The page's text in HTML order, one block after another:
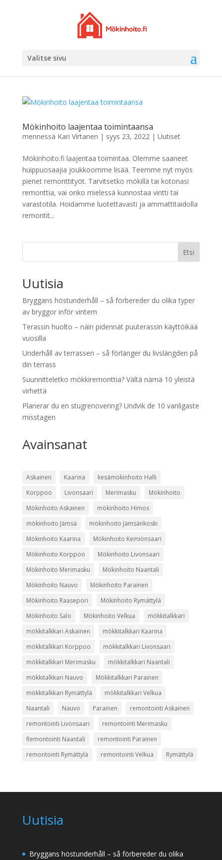
Valitse sivu
Mökinhoito laajentaa toimintaansa
mennessä Kari Virtanen | syys 23, 2022| Uutiset
Mökinhoito.fi laajentaa toimintaa. Olemme saaneet
huippuosaajia joukkoomme lisää. Teemme nyt myös
pienet remonttityöt. Tarvitsetko mökillä tai kotonasi
remonttia, vai onko mielessä kunnostaa vintti tai
varastotila. Hoidamme luotettavasti ja ammattitaidolla
remontit...
Etsi
Uutisia
Bryggans höstunderhåll – så förbereder du olika typer
av bryggor inför vintern
Terassin huolto – näin pidennät puuterassin käyttöikää
vuosilla
Underhåll av terrassen – så förlänger du livslängden på
din terrass
Suunnitteletko mökkiremonttia? Vältä nämä 10 yleistä
virhettä
Planerar du en stugrenovering? Undvik de 10 vanligaste
misstagen
Avainsanat
Askainen Kaarina
kesämökinhoito Halli
Korppoo
Livonsaari Merimasku
Mökinhoito
Mökinhoito Askainen
mökinhoito Himos
mökinhoito Jämsä
mökinhoito Jämsänkoski
Mökinhoito Kaarina
Mökinhoito Kemiönsaari
Mökinhoito Korppoo
Mökinhoito Livonsaari
Mökinhoito Merimasku
Mökinhoito Naantali
Mökinhoito Nauvo
Mökinhoito Parainen
Mökinhoito Raasepori
Mökinhoito Rymättylä
Mökinhoito Salo
Mökinhoito Velkua
mökkitalkkari
mökkitalkkari Askainen
mökkitalkkari Kaarina
mökkitalkkari Korppoo
mökkitalkkari Livonsaari
mökkitalkkari Merimasku
mökkitalkkari Naantali
mökkitalkkari Nauvo
Mökkitalkkari Parainen
mökkitalkkari Rymättylä
mökkitalkkari Velkua
Naantali
Nauvo Parainen
remontointi Askainen
remontointi Livonsaari
remontointi Merimasku
Remontointi Naantali
remontointi Parainen
remontointi Rymättylä
remontointi Velkua Rymättylä
Uutisia
Bryggans höstunderhåll – så förbereder du olika